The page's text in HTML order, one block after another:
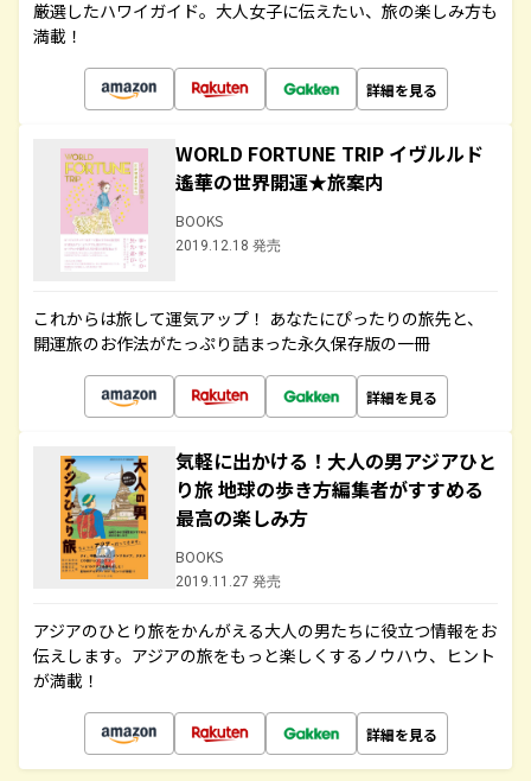
厳選したハワイガイド。大人女子に伝えたい、旅の楽しみ方も
満載！
詳細を見る
WORLD FORTUNE TRIP イヴルルド
遙華の世界開運★旅案内
BOOKS
2019.12.18 発売
これからは旅して運気アップ！ あなたにぴったりの旅先と、
開運旅のお作法がたっぷり詰まった永久保存版の一冊
詳細を見る
気軽に出かける！大人の男アジアひと
り旅 地球の歩き方編集者がすすめる
最高の楽しみ方
BOOKS
2019.11.27 発売
アジアのひとり旅をかんがえる大人の男たちに役立つ情報をお
伝えします。アジアの旅をもっと楽しくするノウハウ、ヒント
が満載！
詳細を見る